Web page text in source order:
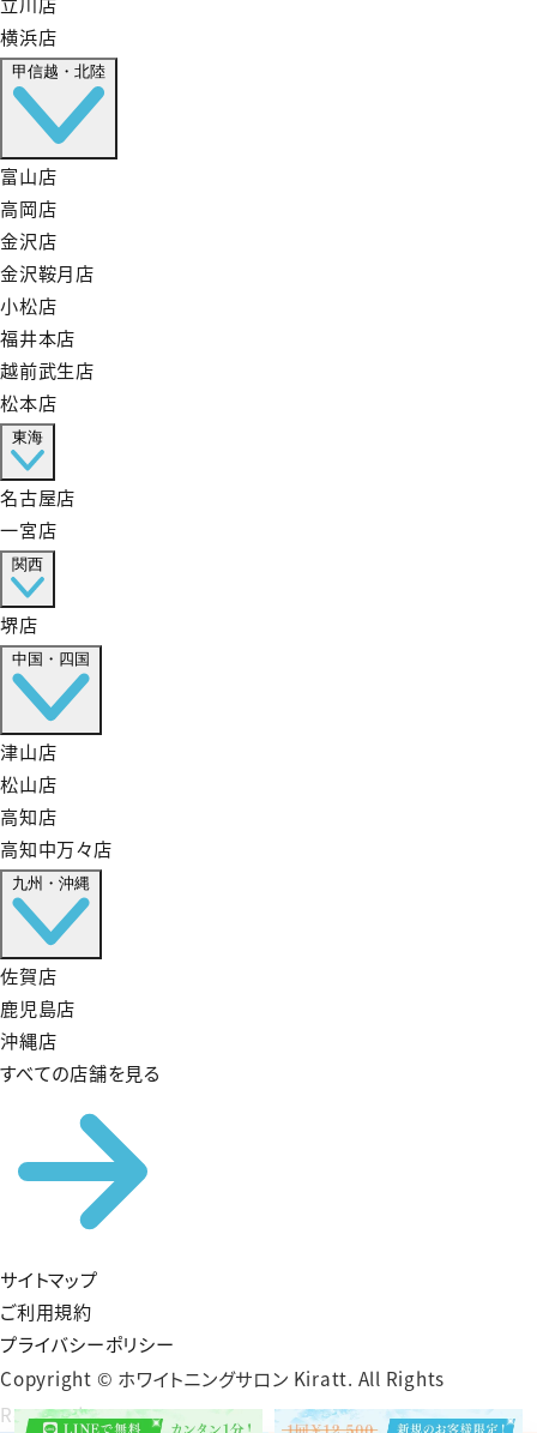
横浜店
甲信越・北陸
富山店
高岡店
金沢店
金沢鞍月店
小松店
福井本店
越前武生店
松本店
東海
名古屋店
一宮店
関西
堺店
中国・四国
津山店
松山店
高知店
高知中万々店
九州・沖縄
佐賀店
鹿児島店
沖縄店
すべての店舗を見る
サイトマップ
ご利用規約
プライバシーポリシー
Copyright © ホワイトニングサロン Kiratt. All Rights
Reserved.